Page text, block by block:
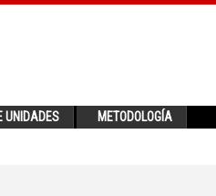
UNIDADES METODOLOGÍA